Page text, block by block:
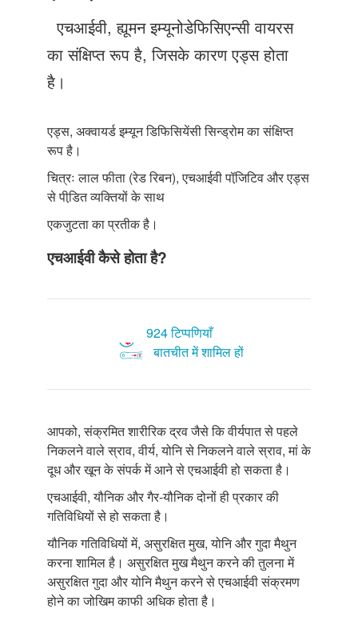
संपर्क करें
एचआईवी, ह्यूमन इम्यूनोडेफिसिएन्सी वायरस
का संक्षिप्त रूप है, जिसके कारण एड्स होता
है।
एड्स, अक्वायर्ड इम्यून डिफिसियेंसी सिन्ड्रोम का संक्षिप्त
रूप है।
चित्रः लाल फीता (रेड रिबन), एचआईवी पॉजि़टिव और एड्स
से पीडि़त व्यक्तियों के साथ
एकजुटता का प्रतीक है।
एचआईवी कैसे होता है?
924 टिप्पणियाँ
बातचीत में शामिल हों
आपको, संक्रमित शारीरिक द्रव जैसे कि वीर्यपात से पहले
निकलने वाले स्राव, वीर्य, योनि से निकलने वाले स्राव, मां के
दूध और खून के संपर्क में आने से एचआईवी हो सकता है।
एचआईवी, यौनिक और गैर-यौनिक दोनों ही प्रकार की
गतिविधियों से हो सकता है।
यौनिक गतिविधियों में, असुरक्षित मुख, योनि और गुदा मैथुन
करना शामिल है। असुरक्षित मुख मैथुन करने की तुलना में
असुरक्षित गुदा और योनि मैथुन करने से एचआईवी संक्रमण
होने का जोखिम काफी अधिक होता है।